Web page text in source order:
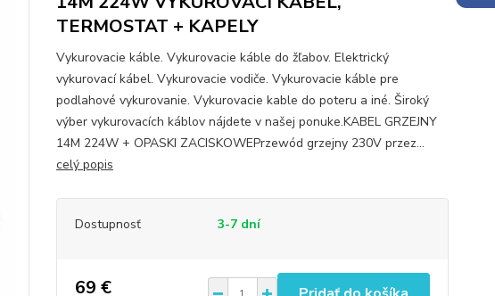
TERMOSTAT + KAPELY
Vykurovacie káble. Vykurovacie káble do žľabov. Elektrický
vykurovací kábel. Vykurovacie vodiče. Vykurovacie káble pre
podlahové vykurovanie. Vykurovacie kable do poteru a iné. Široký
výber vykurovacích káblov nájdete v našej ponuke.KABEL GRZEJNY
14M 224W + OPASKI ZACISKOWEPrzewód grzejny 230V przez...
celý popis
Dostupnosť 3-7 dní
69 €